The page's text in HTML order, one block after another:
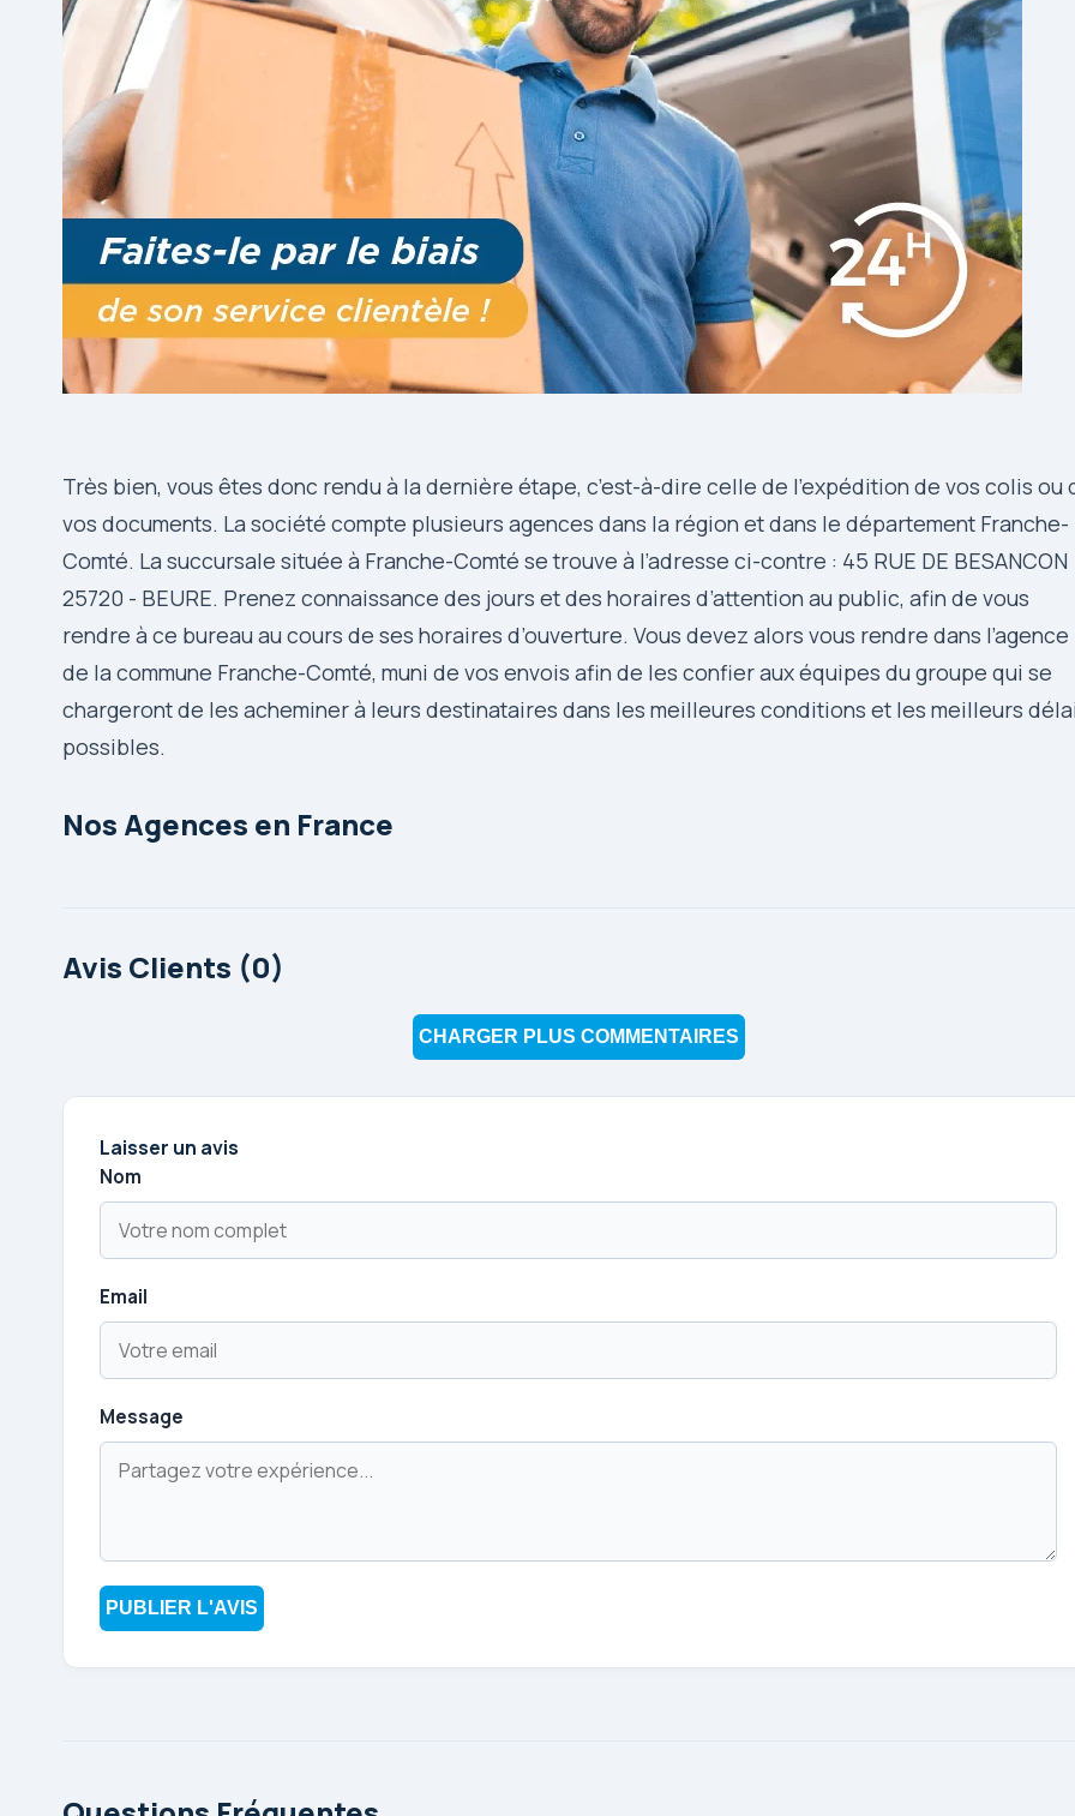
Très bien, vous êtes donc rendu à la dernière étape, c’est-à-dire celle de l’expédition de vos colis ou
vos documents. La société compte plusieurs agences dans la région et dans le département Franche-
Comté. La succursale située à Franche-Comté se trouve à l’adresse ci-contre : 45 RUE DE BESANCON
25720 - BEURE. Prenez connaissance des jours et des horaires d’attention au public, afin de vous
rendre à ce bureau au cours de ses horaires d’ouverture. Vous devez alors vous rendre dans l’agence
de la commune Franche-Comté, muni de vos envois afin de les confier aux équipes du groupe qui se
chargeront de les acheminer à leurs destinataires dans les meilleures conditions et les meilleurs
possibles.
Nos Agences en France
Avis Clients (0)
CHARGER PLUS COMMENTAIRES
Laisser un avis
Nom
Email
Message
PUBLIER L'AVIS